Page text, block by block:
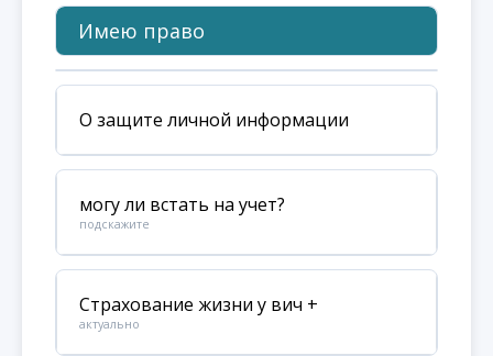
Имею право
О защите личной информации
могу ли встать на учет?
подскажите
Страхование жизни у вич +
актуально